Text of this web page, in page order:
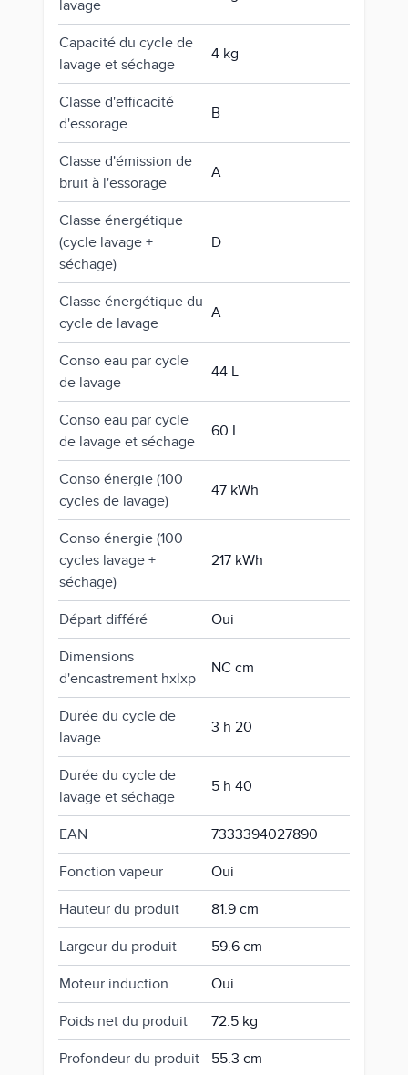
lavage
Capacité du cycle de
lavage et séchage
4 kg
Classe d'efficacité
d'essorage
B
Classe d'émission de
bruit à l'essorage
A
Classe énergétique
(cycle lavage +
séchage)
D
Classe énergétique du
cycle de lavage
A
Conso eau par cycle
de lavage
44 L
Conso eau par cycle
de lavage et séchage
60 L
Conso énergie (100
cycles de lavage)
47 kWh
Conso énergie (100
cycles lavage +
séchage)
217 kWh
Départ différé Oui
Dimensions
d'encastrement hxlxp
NC cm
Durée du cycle de
lavage
3 h 20
Durée du cycle de
lavage et séchage
5 h 40
EAN 7333394027890
Fonction vapeur Oui
Hauteur du produit 81.9 cm
Largeur du produit 59.6 cm
Moteur induction Oui
Poids net du produit 72.5 kg
Profondeur du produit 55.3 cm